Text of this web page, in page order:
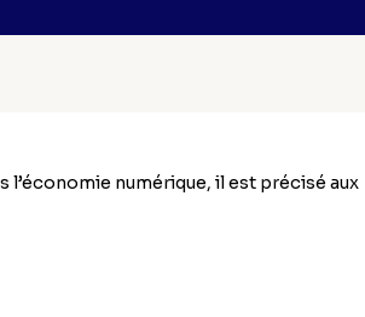
numérique, il est précisé aux